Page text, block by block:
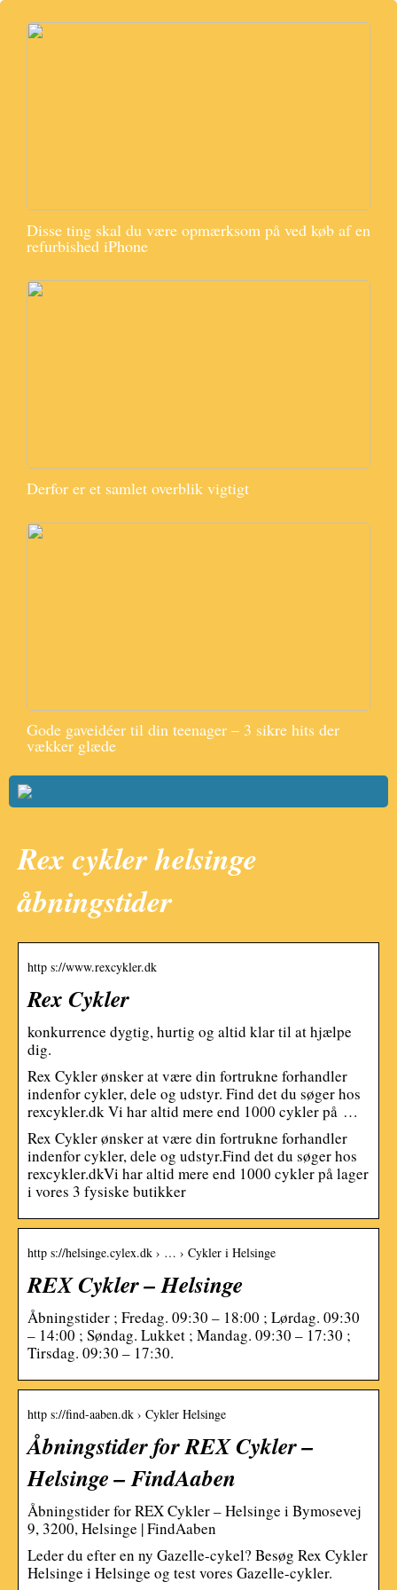
Disse ting skal du være opmærksom på ved køb af en
refurbished iPhone
Derfor er et samlet overblik vigtigt
Gode gaveidéer til din teenager – 3 sikre hits der
vækker glæde
Rex cykler helsinge
åbningstider
http s://www.rexcykler.dk
Rex Cykler
konkurrence dygtig, hurtig og altid klar til at hjælpe
dig.
Rex Cykler ønsker at være din fortrukne forhandler
indenfor cykler, dele og udstyr. Find det du søger hos
rexcykler.dk Vi har altid mere end 1000 cykler på …
Rex Cykler ønsker at være din fortrukne forhandler
indenfor cykler, dele og udstyr.Find det du søger hos
rexcykler.dkVi har altid mere end 1000 cykler på lager
i vores 3 fysiske butikker
http s://helsinge.cylex.dk › … › Cykler i Helsinge
REX Cykler – Helsinge
Åbningstider ; Fredag. 09:30 – 18:00 ; Lørdag. 09:30
– 14:00 ; Søndag. Lukket ; Mandag. 09:30 – 17:30 ;
Tirsdag. 09:30 – 17:30.
http s://find-aaben.dk › Cykler Helsinge
Åbningstider for REX Cykler –
Helsinge – FindAaben
Åbningstider for REX Cykler – Helsinge i Bymosevej
9, 3200, Helsinge | FindAaben
Leder du efter en ny Gazelle-cykel? Besøg Rex Cykler
Helsinge i Helsinge og test vores Gazelle-cykler.